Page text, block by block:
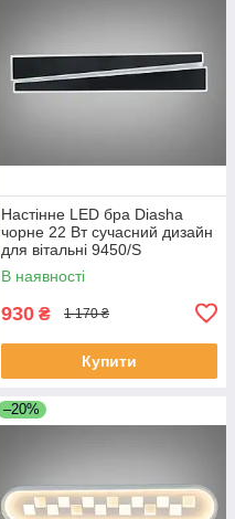
Настінне LED бра Diasha
чорне 22 Вт сучасний дизайн
для вітальні 9450/S
В наявності
930 ₴ 1 170 ₴
Купити
–20%